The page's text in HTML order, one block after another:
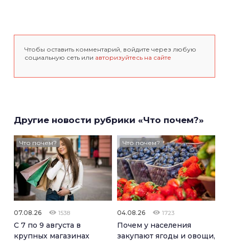
Чтобы оставить комментарий, войдите через любую
социальную сеть или авторизуйтесь на сайте
Другие новости рубрики «Что почем?»
Что почем?
07.08.26 1538
С 7 по 9 августа в
крупных магазинах
Что почем?
04.08.26 1723
Почем у населения
закупают ягоды и овощи,